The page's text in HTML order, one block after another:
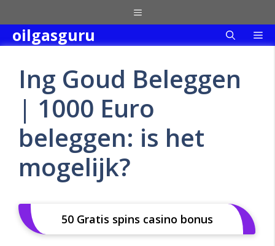
to
content
Menu
oilgasguru
Ing Goud Beleggen
| 1000 Euro
beleggen: is het
mogelijk?
50 Gratis spins casino bonus